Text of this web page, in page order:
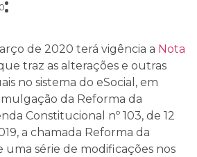
de 2020 terá vigência a Nota
traz as alterações e outras
no sistema do eSocial , em
da Reforma da
Constitucional nº 103, de 12
a chamada Reforma da
uma série de modificações nos